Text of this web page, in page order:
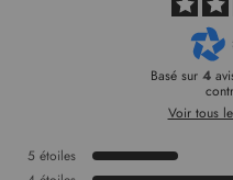
Basé sur 4
Voir tous
5 étoiles